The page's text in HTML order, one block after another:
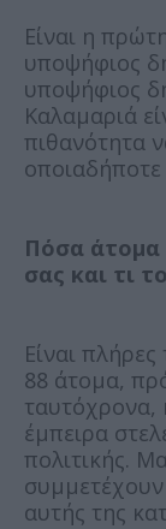
Είναι η
υποψήφιος
υποψήφιος
Καλαμαριά
πιθανότητα
Πόσα άτομα
σας και τι
Είναι
88 άτομα,
ταυτόχρονα,
έμπειρα
πολιτικής.
αυτής της